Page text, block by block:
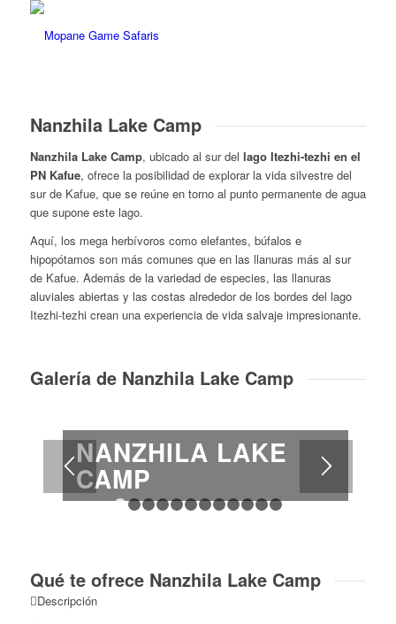
Nanzhila Lake Camp
Nanzhila Lake Camp, ubicado al sur del lago Itezhi-tezhi en el
PN Kafue, ofrece la posibilidad de explorar la vida silvestre del
sur de Kafue, que se reúne en torno al punto permanente de agua
que supone este lago.
Aquí, los mega herbívoros como elefantes, búfalos e
hipopótamos son más comunes que en las llanuras más al sur
de Kafue. Además de la variedad de especies, las llanuras
aluviales abiertas y las costas alrededor de los bordes del lago
Itezhi-tezhi crean una experiencia de vida salvaje impresionante.
Galería de Nanzhila Lake Camp
1 2 3 4 5 6
NANZHILA LAKE
CAMP
Qué te ofrece Nanzhila Lake Camp
Descripción